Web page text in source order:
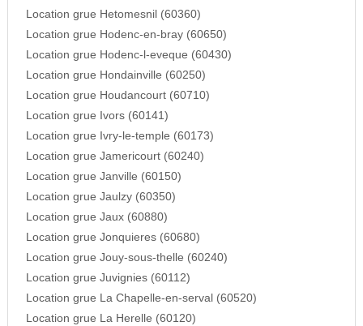
Location grue Hetomesnil (60360)
Location grue Hodenc-en-bray (60650)
Location grue Hodenc-l-eveque (60430)
Location grue Hondainville (60250)
Location grue Houdancourt (60710)
Location grue Ivors (60141)
Location grue Ivry-le-temple (60173)
Location grue Jamericourt (60240)
Location grue Janville (60150)
Location grue Jaulzy (60350)
Location grue Jaux (60880)
Location grue Jonquieres (60680)
Location grue Jouy-sous-thelle (60240)
Location grue Juvignies (60112)
Location grue La Chapelle-en-serval (60520)
Location grue La Herelle (60120)